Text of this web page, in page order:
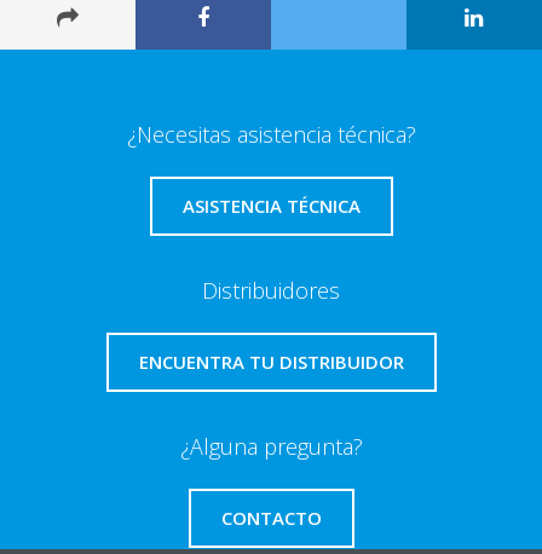
¿Necesitas asistencia técnica?
ASISTENCIA TÉCNICA
Distribuidores
ENCUENTRA TU DISTRIBUIDOR
¿Alguna pregunta?
CONTACTO